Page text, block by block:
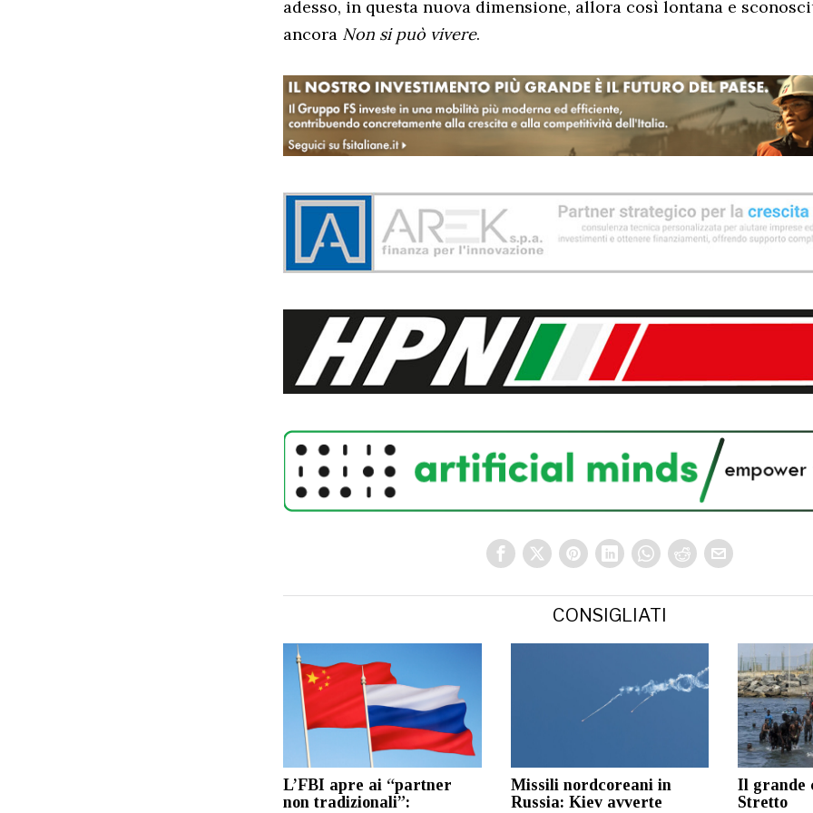
adesso, in questa nuova dimensione, allora così lontana e
ancora Non si può vivere.
CONSIGLIATI
L’FBI apre ai “partner
non tradizionali”:
Missili nordcoreani in
Russia: Kiev avverte
Il grande
Stretto